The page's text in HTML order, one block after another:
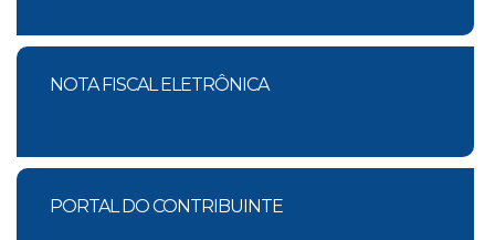
NOTA FISCAL ELETRÔNICA
PORTAL DO CONTRIBUINTE